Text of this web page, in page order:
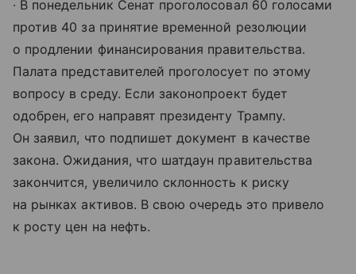
∙ В понедельник Сенат проголосовал 60 голосами
против 40 за принятие временной резолюции
о продлении финансирования правительства.
Палата представителей проголосует по этому
вопросу в среду. Если законопроект будет
одобрен, его направят президенту Трампу.
Он заявил, что подпишет документ в качестве
закона. Ожидания, что шатдаун правительства
закончится, увеличило склонность к риску
на рынках активов. В свою очередь это привело
к росту цен на нефть.